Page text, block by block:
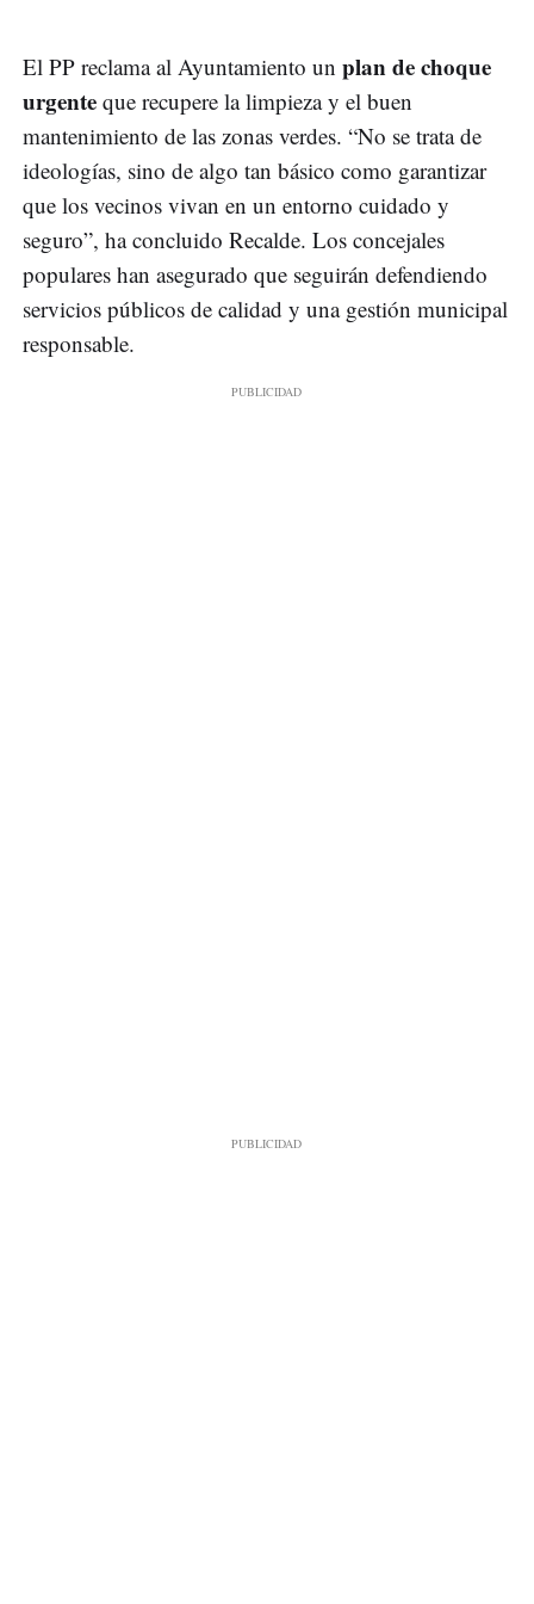
El PP reclama al Ayuntamiento un plan de choque
urgente que recupere la limpieza y el buen
mantenimiento de las zonas verdes. “No se trata de
ideologías, sino de algo tan básico como garantizar
que los vecinos vivan en un entorno cuidado y
seguro”, ha concluido Recalde. Los concejales
populares han asegurado que seguirán defendiendo
servicios públicos de calidad y una gestión municipal
responsable.